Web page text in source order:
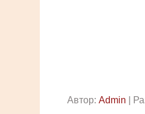
Автор: Admin |